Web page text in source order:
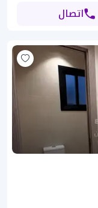
اتصال